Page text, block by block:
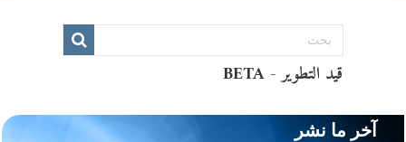
آخر ما نشر